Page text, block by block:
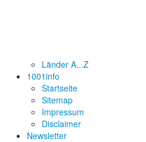
Länder A...Z
1001info
Startseite
Sitemap
Impressum
Disclaimer
Newsletter